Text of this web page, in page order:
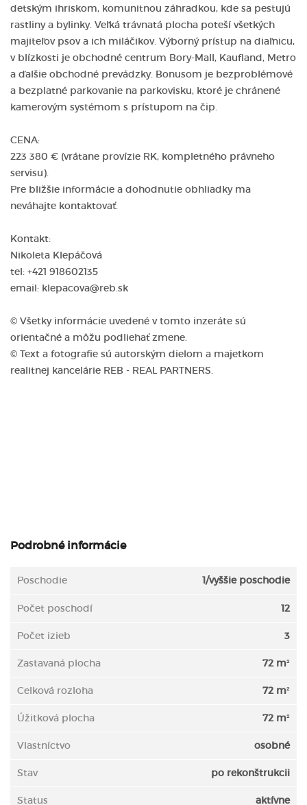
detským ihriskom, komunitnou záhradkou, kde sa pestujú
rastliny a bylinky. Veľká trávnatá plocha poteší všetkých
majiteľov psov a ich miláčikov. Výborný prístup na diaľnicu,
v blízkosti je obchodné centrum Bory-Mall, Kaufland, Metro
a ďalšie obchodné prevádzky. Bonusom je bezproblémové
a bezplatné parkovanie na parkovisku, ktoré je chránené
kamerovým systémom s prístupom na čip.
CENA:
223 380 € (vrátane provízie RK, kompletného právneho
servisu).
Pre bližšie informácie a dohodnutie obhliadky ma
neváhajte kontaktovať.
Kontakt:
Nikoleta Klepáčová
tel: +421 918602135
email: klepacova@reb.sk
© Všetky informácie uvedené v tomto inzeráte sú
orientačné a môžu podliehať zmene.
© Text a fotografie sú autorským dielom a majetkom
realitnej kancelárie REB - REAL PARTNERS.
Podrobné informácie
Poschodie 1/vyššie poschodie
Počet poschodí 12
Počet izieb 3
Zastavaná plocha 72 m²
Celková rozloha 72 m²
Úžitková plocha 72 m²
Vlastníctvo osobné
Stav po rekonštrukcii
Status aktívne